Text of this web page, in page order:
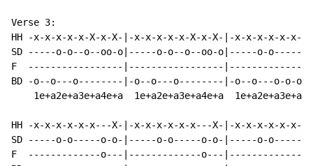
Verse 3:
HH -x-x-x-x-x-X-x-X-|-x-x-x-x-x-X-x-X-|-x-x-x-x-x-
SD -----o-o--o--oo-o|-----o-o--o--oo-o|-----o-o-----
F  -----------------|-----------------|-------------
BD -o--o---o--------|-o--o---o--------|-o--o---o-o-
1e+a2e+a3e+a4e+a  1e+a2e+a3e+a4e+a
HH -x-x-x-x-x-x---X-|-x-x-x-x-x-x---X-|-x-x-x-x-x-x-
SD -----o-o-----o-o-|-----o-o-----o-o-|-----o-o-----
F  -------------o---|-------------o---